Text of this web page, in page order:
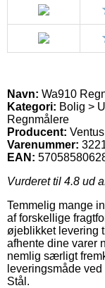
Navn: Wa910
Kategori: Bolig >
Regnmålere
Producent: Ventus
Varenummer:
EAN:
Vurderet til 4.8 ud
Temmelig mange
af forskellige
øjeblikket levering
afhente dine varer
nemlig særligt
leveringsmåde
Stål.